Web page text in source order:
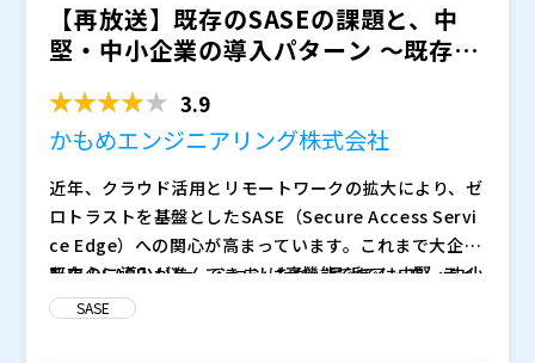
【再放送】既存のSASEの課題と、中
堅・中小企業の導入パターン ～既存V
3.9
かもめエンジニアリング株式会社
近年、クラウド活用とリモートワークの拡大により、ゼ
ロトラストを基盤としたSASE（Secure Access Servi
ce Edge）への関心が高まっています。これまで大企業
を中心に導入が進んできましたが、最近では中堅・中小
企業においても、セキュリティ強化と運用効率化の両立
既存のSASEソリューションは高機能である一方、ライ
センス費用や構成の複雑さが導入の障壁となっていま
SASE